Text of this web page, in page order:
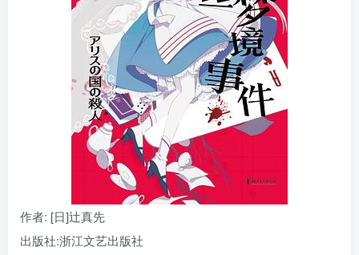
作者: [日]辻真先
出版社:浙江文艺出版社
用户名/手机号/邮箱
登录密码
记住登录 找回密码|免密登录
社交账号登录